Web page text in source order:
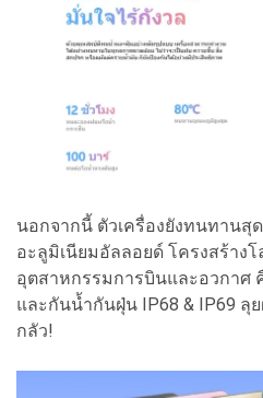
นอกจากนี้ ตัวเครื่องยังทนทานสุ
อะลูมิเนียมอัลลอยด์ โครงสร้างโ
อุตสาหกรรมการบินและอวกาศ
และกันน้ำกันฝุ่น IP68 & IP69 ลุ
กลัว!